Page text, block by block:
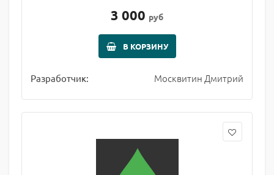
3 000 руб
В КОРЗИНУ
Разработчик: Москвитин Дмитрий